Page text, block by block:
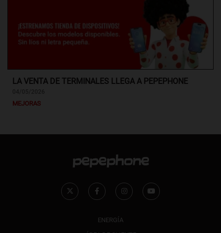
LA VENTA DE TERMINALES LLEGA A PEPEPHONE
MEJORAS
ENERGÍA